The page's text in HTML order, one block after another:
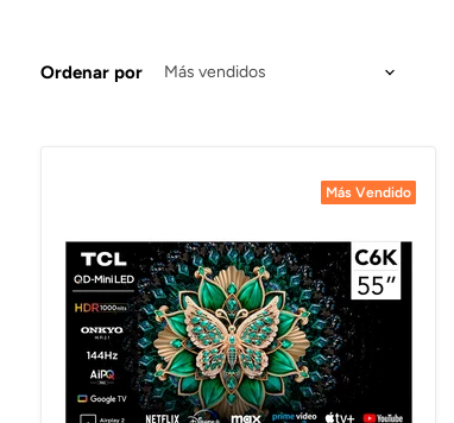
Ordenar por
Más Vendido
Más Vendido